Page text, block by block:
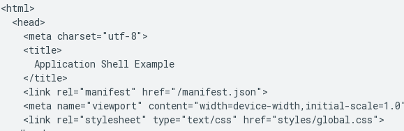
<html>
  <head>
    <meta charset="utf-8">
    <title>
      Application Shell Example
    </title>
    <link rel="manifest" href="/manifest.json">
<meta name="viewport" content="width=device-width,initial-
    <link rel="stylesheet" type="text/css" href="styles/global.css">